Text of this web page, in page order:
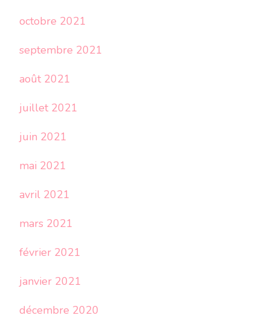
octobre 2021
septembre 2021
août 2021
juillet 2021
juin 2021
mai 2021
avril 2021
mars 2021
février 2021
janvier 2021
décembre 2020